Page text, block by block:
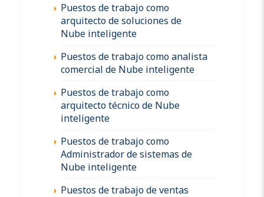
Puestos de trabajo como
arquitecto de soluciones de
Nube inteligente
Puestos de trabajo como analista
comercial de Nube inteligente
Puestos de trabajo como
arquitecto técnico de Nube
inteligente
Puestos de trabajo como
Administrador de sistemas de
Nube inteligente
Puestos de trabajo de ventas